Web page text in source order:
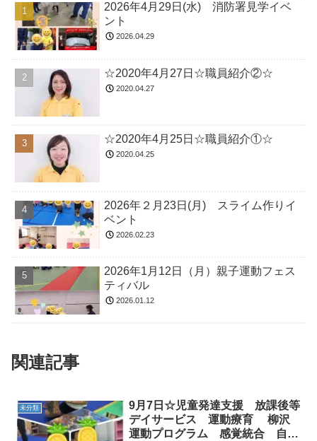
2026年4月29日(水) 消防署見学イベ
ント
2026.04.29
☆2020年4月27日☆職員紹介②☆
2020.04.27
☆2020年4月25日☆職員紹介①☆
2020.04.25
2026年２月23日(月) スライム作りイ
ベント
2026.02.23
2026年1月12日（月）親子運動フェス
ティバル
2026.01.12
関連記事
未分類
9月7日☆児童発達支援 放課後等
デイサービス 運動療育 柳沢
運動プログラム 感覚統合 自閉